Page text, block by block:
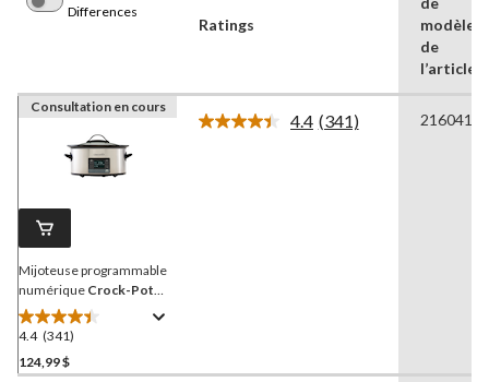
Differences
Ratings
modèle
de
l’article
Consultation en cours
Mijoteuse programmable
numérique Crock-Pot
MyTime, acier inoxydable,
6 pintes, 5,7 L
4.4 (341)
4.4
étoile(s)
124,99 $
4.4 Lire
(341) 2160419